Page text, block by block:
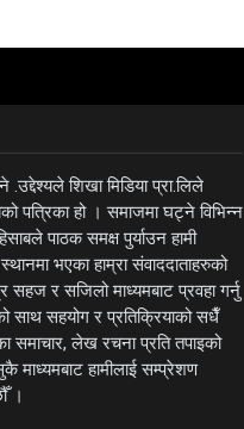
.उद्देश्यले शिखा मिडिया प्रा.लिले
पत्रिका हो । समाजमा घट्ने विभिन्न
पाठक समक्ष पुर्याउन हामी
भएका हाम्रा संवाददाताहरुको
सहज र सजिलो माध्यमबाट प्रवहा गर्नु
साथ सहयोग र प्रतिक्रियाको सधैँ
समाचार, लेख रचना प्रति तपाइको
हामीलाई सम्प्रेशण
।